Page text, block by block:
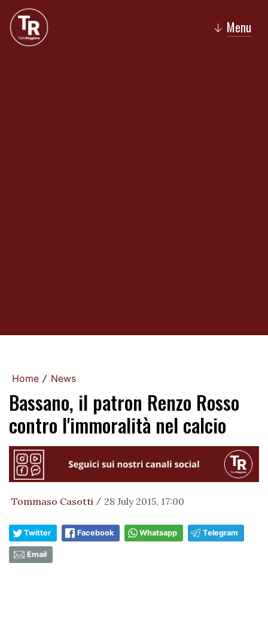
↓ Menu
Home / News
Bassano, il patron Renzo Rosso
contro l'immoralità nel calcio
Tommaso Casotti / 28 July 2015, 17:00
Twitter Facebook Whatsapp Telegram
Email